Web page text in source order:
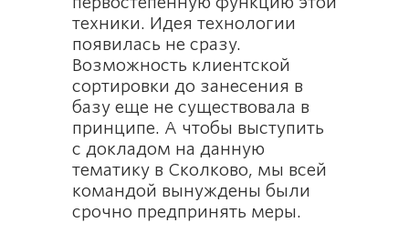
техники. Идея технологии
появилась не сразу.
Возможность клиентской
сортировки до занесения в
базу еще не существовала в
принципе. А чтобы выступить
с докладом на данную
тематику в Сколково, мы всей
командой вынуждены были
срочно предпринять меры.